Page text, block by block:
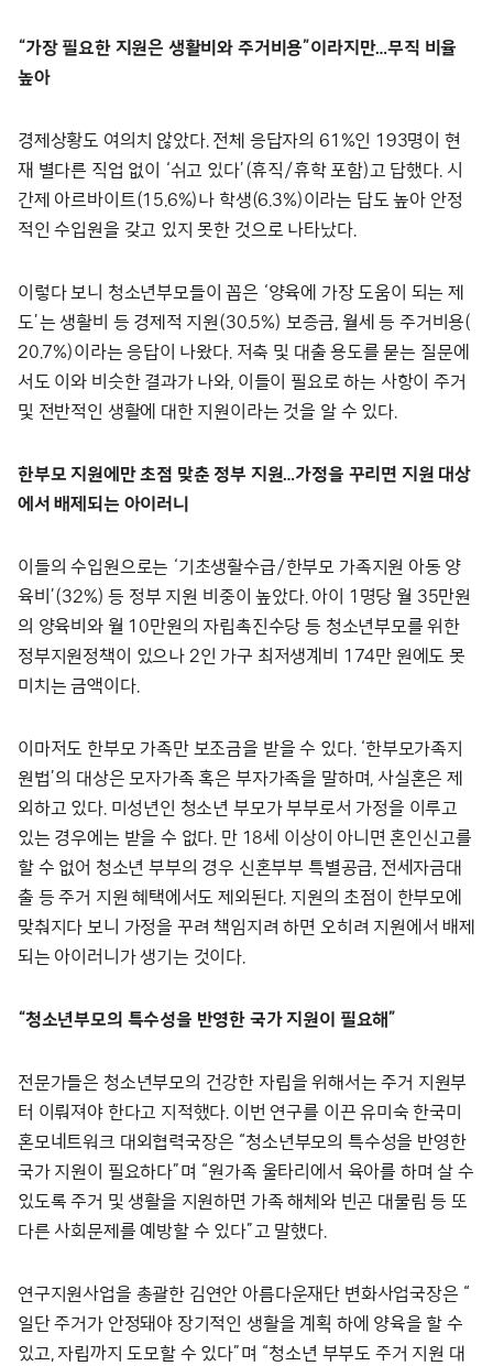
“가장 필요한 지원은 생활비와 주거비용”이라지만…무직 비율
높아
경제상황도 여의치 않았다. 전체 응답자의 61%인 193명이 현
재 별다른 직업 없이 ‘쉬고 있다’(휴직/휴학 포함)고 답했다. 시
간제 아르바이트(15.6%)나 학생(6.3%)이라는 답도 높아 안정
적인 수입원을 갖고 있지 못한 것으로 나타났다.
이렇다 보니 청소년부모들이 꼽은 ‘양육에 가장 도움이 되는 제
도’는 생활비 등 경제적 지원(30.5%) 보증금, 월세 등 주거비용(
20.7%)이라는 응답이 나왔다. 저축 및 대출 용도를 묻는 질문에
서도 이와 비슷한 결과가 나와, 이들이 필요로 하는 사항이 주거
및 전반적인 생활에 대한 지원이라는 것을 알 수 있다.
한부모 지원에만 초점 맞춘 정부 지원…가정을 꾸리면 지원 대상
에서 배제되는 아이러니
이들의 수입원으로는 ‘기초생활수급/한부모 가족지원 아동 양
육비’(32%) 등 정부 지원 비중이 높았다. 아이 1명당 월 35만원
의 양육비와 월 10만원의 자립촉진수당 등 청소년부모를 위한
정부지원정책이 있으나 2인 가구 최저생계비 174만 원에도 못
미치는 금액이다.
이마저도 한부모 가족만 보조금을 받을 수 있다. ‘한부모가족지
원법’의 대상은 모자가족 혹은 부자가족을 말하며, 사실혼은 제
외하고 있다. 미성년인 청소년 부모가 부부로서 가정을 이루고
있는 경우에는 받을 수 없다. 만 18세 이상이 아니면 혼인신고를
할 수 없어 청소년 부부의 경우 신혼부부 특별공급, 전세자금대
출 등 주거 지원 혜택에서도 제외된다. 지원의 초점이 한부모에
맞춰지다 보니 가정을 꾸려 책임지려 하면 오히려 지원에서 배제
되는 아이러니가 생기는 것이다.
“청소년부모의 특수성을 반영한 국가 지원이 필요해”
전문가들은 청소년부모의 건강한 자립을 위해서는 주거 지원부
터 이뤄져야 한다고 지적했다. 이번 연구를 이끈 유미숙 한국미
혼모네트워크 대외협력국장은 “청소년부모의 특수성을 반영한
국가 지원이 필요하다”며 “원가족 울타리에서 육아를 하며 살 수
있도록 주거 및 생활을 지원하면 가족 해체와 빈곤 대물림 등 또
다른 사회문제를 예방할 수 있다”고 말했다.
연구지원사업을 총괄한 김연안 아름다운재단 변화사업국장은 “
일단 주거가 안정돼야 장기적인 생활을 계획 하에 양육을 할 수
있고, 자립까지 도모할 수 있다”며 “청소년 부부도 주거 지원 대